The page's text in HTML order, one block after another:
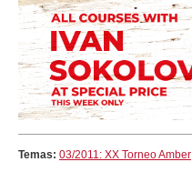
Temas: 03/2011: XX Torneo Amber